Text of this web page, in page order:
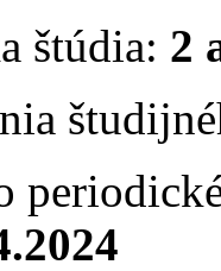
štúdia: 2